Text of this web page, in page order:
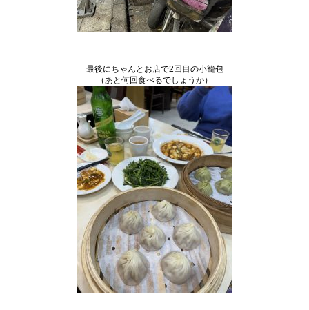
最後にちゃんとお店で2回目の小籠包
（あと何回食べるでしょうか）